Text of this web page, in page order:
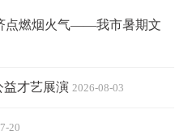
点燃烟火气——我市暑期文
益才艺展演 2026-08-03
20